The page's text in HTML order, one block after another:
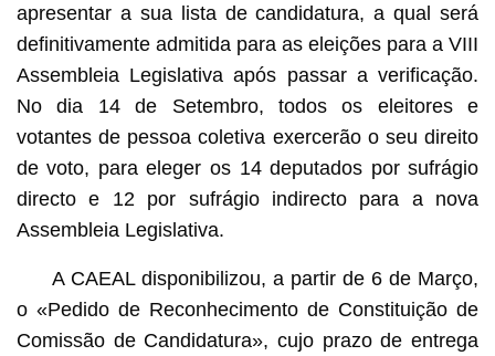
apresentar a sua lista de candidatura, a qual será
definitivamente admitida para as eleições para a VIII
Assembleia Legislativa após passar a verificação.
No dia 14 de Setembro, todos os eleitores e
votantes de pessoa coletiva exercerão o seu direito
de voto, para eleger os 14 deputados por sufrágio
directo e 12 por sufrágio indirecto para a nova
Assembleia Legislativa.
A CAEAL disponibilizou, a partir de 6 de Março,
o «Pedido de Reconhecimento de Constituição de
Comissão de Candidatura», cujo prazo de entrega